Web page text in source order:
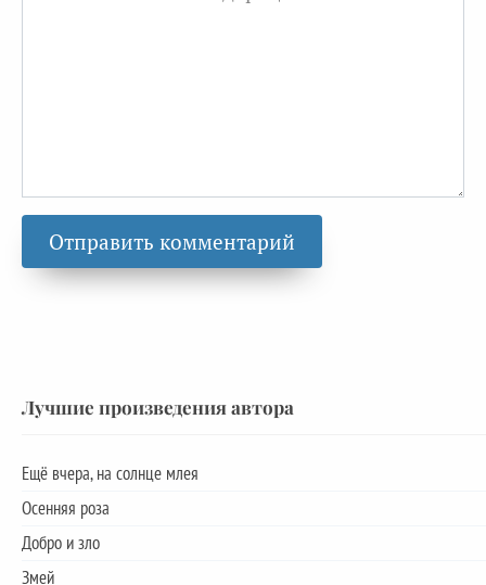
Лучшие произведения автора
Ещё вчера, на солнце млея
Осенняя роза
Добро и зло
Змей